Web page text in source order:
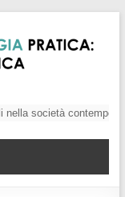
società contemporanea